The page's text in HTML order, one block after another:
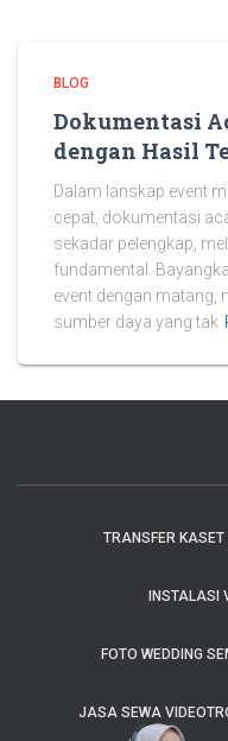
BLOG
Dokumentasi
dengan Hasil
Dalam lanskap event
cepat, dokumentasi
sekadar pelengkap,
fundamental.
event dengan matang,
sumber daya yang tak
TRANSFER KASET
INSTALASI
FOTO WEDDING
JASA SEWA